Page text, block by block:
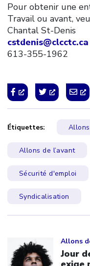
Pour obtenir une
Travail ou avant,
Chantal St-Denis
cstdenis@clcctc.ca
613-355-
Étiquettes:
Allons de l’avant
Sécurité d'emploi
Syndicalisation
Allons
Jour